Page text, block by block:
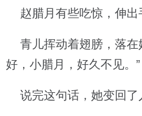
赵腊月有些吃惊，伸出
青儿挥动着翅膀，落在
好，小腊月，好久不见。”
说完这句话，她变回了